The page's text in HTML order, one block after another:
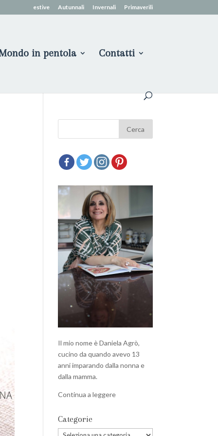
estive Autunnali Invernali Primaverili
in pentola Contatti
Il mio nome è Daniela Agrò,
cucino da quando avevo 13
anni imparando dalla nonna e
dalla mamma.
Continua a leggere
Categorie